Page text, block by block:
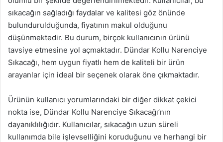
sıkacağın sağladığı faydalar ve kalitesi göz önünde
bulundurulduğunda, fiyatının makul olduğunu
düşünmektedir. Bu durum, birçok kullanıcının ürünü
tavsiye etmesine yol açmaktadır. Dündar Kollu Narenciye
Sıkacağı, hem uygun fiyatlı hem de kaliteli bir ürün
arayanlar için ideal bir seçenek olarak öne çıkmaktadır.
Ürünün kullanıcı yorumlarındaki bir diğer dikkat çekici
nokta ise, Dündar Kollu Narenciye Sıkacağı’nın
dayanıklılığıdır. Kullanıcılar, sıkacağın uzun süreli
kullanımda bile işlevselliğini koruduğunu ve herhangi bir